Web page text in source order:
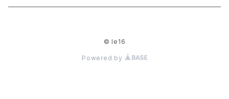
© le16
Powered by